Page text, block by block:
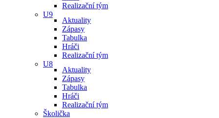
Realizační tým
U9
Aktuality
Zápasy
Tabulka
Hráči
Realizační tým
U8
Aktuality
Zápasy
Tabulka
Hráči
Realizační tým
Školička